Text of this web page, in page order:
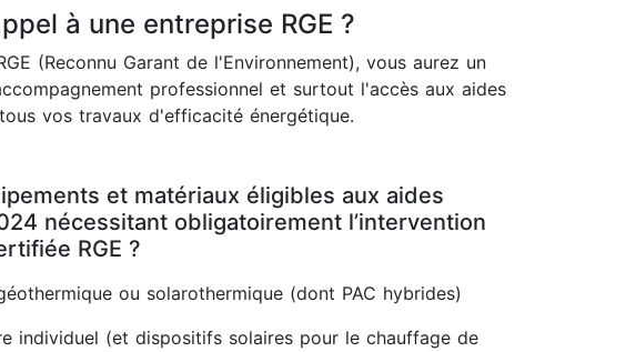
à une entreprise RGE ?
(Reconnu Garant de l'Environnement), vous aurez un
professionnel et surtout l'accès aux aides
vos travaux d'efficacité énergétique.
et matériaux éligibles aux aides
nécessitant obligatoirement l’intervention
RGE ?
ou solarothermique (dont PAC hybrides)
individuel (et dispositifs solaires pour le chauffage de